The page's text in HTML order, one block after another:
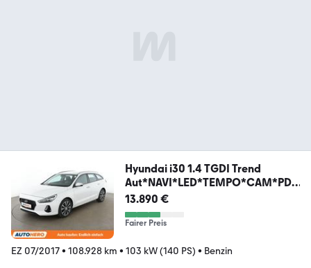
Hyundai i30 1.4 TGDI Trend
Aut*NAVI*LED*TEMPO*CAM*PDC
*
13.890 €
Fairer Preis
EZ 07/2017• 108.928 km • 103 kW (140 PS) • Benzin